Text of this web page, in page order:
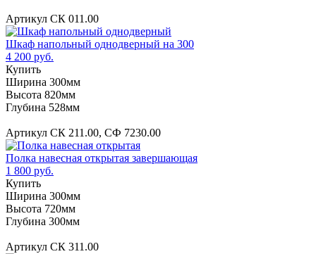
Артикул СК 011.00
Шкаф напольный однодверный на 300
4 200 руб.
Купить
Ширина 300мм
Высота 820мм
Глубина 528мм
Артикул СК 211.00, СФ 7230.00
Полка навесная открытая завершающая
1 800 руб.
Купить
Ширина 300мм
Высота 720мм
Глубина 300мм
Артикул СК 311.00